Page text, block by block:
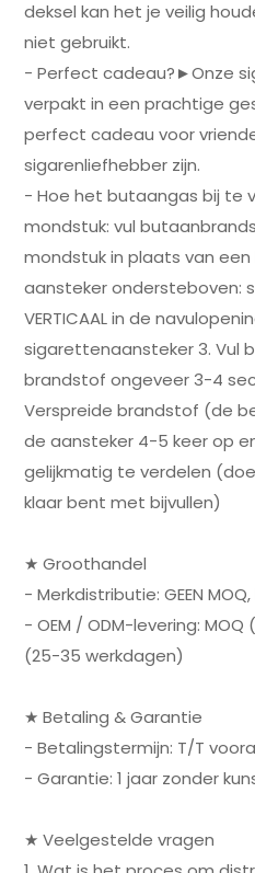
deksel kan het je veilig
niet gebruikt.
- Perfect cadeau?►Onze
verpakt in een prachtige
perfect cadeau voor
sigarenliefhebber zijn.
- Hoe het butaangas bij te
mondstuk: vul
mondstuk in plaats van
aansteker ondersteboven:
VERTICAAL in de
sigarettenaansteker 3. Vul
brandstof ongeveer 3-4
Verspreide brandstof (de
de aansteker 4-5 keer op
gelijkmatig te verdelen
klaar bent met bijvullen)
★ Groothandel
- Merkdistributie: GEEN
- OEM / ODM-levering:
(25-35 werkdagen)
★ Betaling & Garantie
- Betalingstermijn: T/T
- Garantie: 1 jaar zonder
★ Veelgestelde vragen